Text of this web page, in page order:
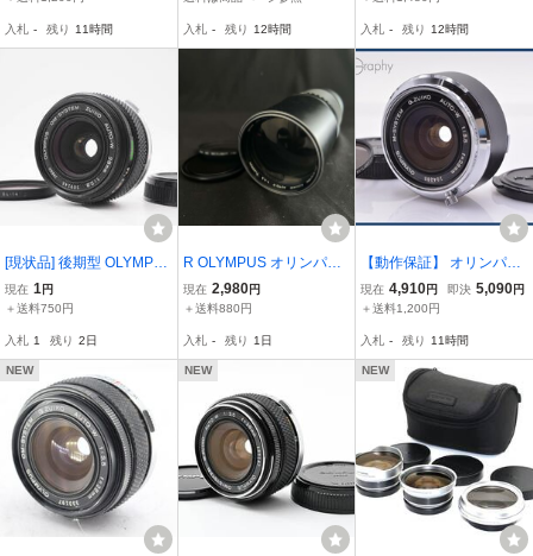
プ&レンズフィルター付
入札 - 残り 11時間 入札 - 残り 12時間
が魅力” 月の撮影にも フ
ード付★KT8Y2376b
入札 - 残り 12時間
[現状品] 後期型 OLYMPU
S OM-SYSTEM ZUIKO A
UTO-W 28mm F2.8 オリ
現在 1円
＋送料750円
入札 1 残り 2日
R OLYMPUS オリンパス
OM-SYSTEM F.ZUIKO AU
TO-T 300mm F4.5 フィル
未確認 R26080337
現在 2,980円
＋送料880円
入札 - 残り 1日
【動作保証】 オリンパス
Olympus M-SYSTEM AU
TO-W 28mm F3.5 前後キ
&フード付 同梱無料 #yk8
414
現在 4,910円 即決 5,090円
＋送料1,200円
入札 - 残り 11時間
NEW NEW NEW